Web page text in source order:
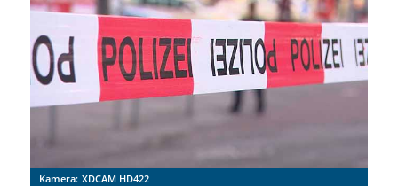
Kamera: XDCAM HD422